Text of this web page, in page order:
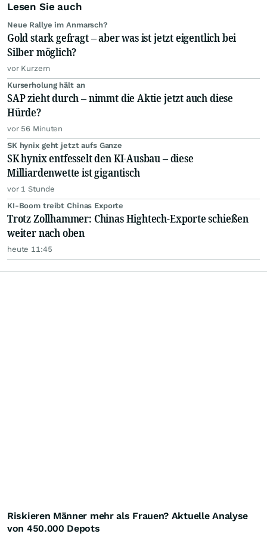
Lesen Sie auch
Neue Rallye im Anmarsch?
Gold stark gefragt – aber was ist jetzt eigentlich bei
Silber möglich?
vor Kurzem
Kurserholung hält an
SAP zieht durch – nimmt die Aktie jetzt auch diese
Hürde?
vor 56 Minuten
SK hynix geht jetzt aufs Ganze
SK hynix entfesselt den KI-Ausbau – diese
Milliardenwette ist gigantisch
vor 1 Stunde
KI-Boom treibt Chinas Exporte
Trotz Zollhammer: Chinas Hightech-Exporte schießen
weiter nach oben
heute 11:45
Riskieren Männer mehr als Frauen? Aktuelle Analyse
von 450.000 Depots